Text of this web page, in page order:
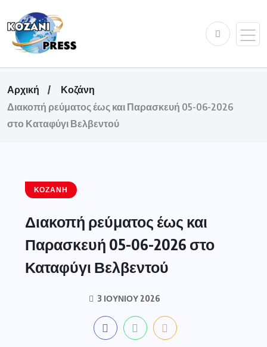
Αρχική
Κοζάνη
Διακοπή ρεύματος έως και Παρασκευή 05-06-2026
στο Καταφύγι Βελβεντού
ΚΟΖΆΝΗ
Διακοπή ρεύματος έως και
Παρασκευή 05-06-2026 στο
Καταφύγι Βελβεντού
3 ΙΟΥΝΊΟΥ 2026